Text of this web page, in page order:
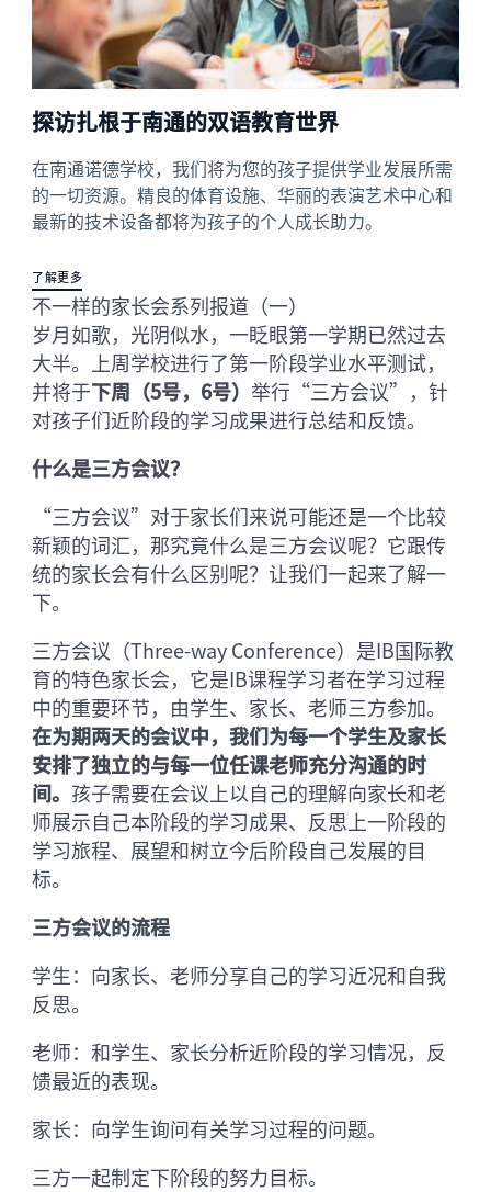
探访扎根于南通的双语教育世界
在南通诺德学校，我们将为您的孩子提供学业发展所需
的一切资源。精良的体育设施、华丽的表演艺术中心和
最新的技术设备都将为孩子的个人成长助力。
了解更多
不一样的家长会系列报道（一）
岁月如歌，光阴似水，一眨眼第一学期已然过去
大半。上周学校进行了第一阶段学业水平测试，
并将于下周（5号，6号）举行“三方会议”，针
对孩子们近阶段的学习成果进行总结和反馈。
什么是三方会议？
“三方会议”对于家长们来说可能还是一个比较
新颖的词汇，那究竟什么是三方会议呢？它跟传
统的家长会有什么区别呢？让我们一起来了解一
下。
三方会议（Three-way Conference）是IB国际教
育的特色家长会，它是IB课程学习者在学习过程
中的重要环节，由学生、家长、老师三方参加。
在为期两天的会议中，我们为每一个学生及家长
安排了独立的与每一位任课老师充分沟通的时
间。 孩子需要在会议上以自己的理解向家长和老
师展示自己本阶段的学习成果、反思上一阶段的
学习旅程、展望和树立今后阶段自己发展的目
标。
三方会议的流程
学生：向家长、老师分享自己的学习近况和自我
反思。
老师：和学生、家长分析近阶段的学习情况，反
馈最近的表现。
家长：向学生询问有关学习过程的问题。
三方一起制定下阶段的努力目标。